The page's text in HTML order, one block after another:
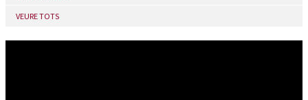
VEURE TOTS